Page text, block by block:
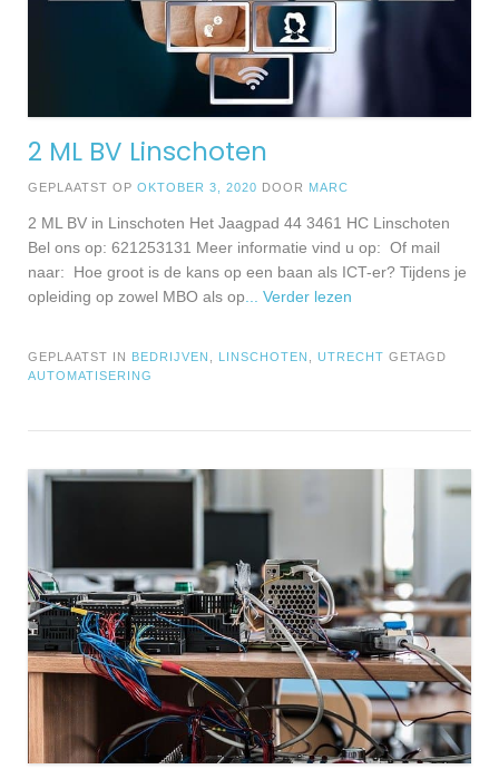
2 ML BV Linschoten
GEPLAATST OP OKTOBER 3, 2020 DOOR MARC
2 ML BV in Linschoten Het Jaagpad 44 3461 HC Linschoten
Bel ons op: 621253131 Meer informatie vind u op: Of mail
naar: Hoe groot is de kans op een baan als ICT-er? Tijdens je
opleiding op zowel MBO als op ... Verder lezen
GEPLAATST IN BEDRIJVEN LINSCHOTEN UTRECHT GETAGD
AUTOMATISERING